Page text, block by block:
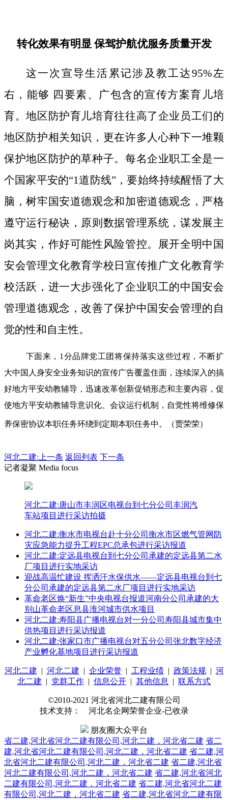
转化效果有明显 保驾护航优服务质量开发
这一次宣导生活累记涉及教工达95%左
右，能够 四要素、广包含的宣传方案育儿培
育。地区防护育儿培育往往高了企业员工们的
地区防护相关知识，更在许多人心种下一堆颗
保护地区防护的草种子。 每名企业职工全是一
个国家平安的“1道防线”，要始终持续醒悟了大
脑，树牢国安道德观念和加密道德观念，严格
遵守运行秘诀，原则数据管理系统，谋发展主
岗其实，作好可能性风险管控。展开全明中国
安会管理文化教育学校日宣传推广文化教育学
校活跃，进一大步强化了企业职工的中国安会
管理道德观念，改善了保护中国安会管理的自
觉的性和自主性。
下面来，1分品牌党工团将保持落实这些过程，不断扩
大中国人身安全业务知识的宣传广告覆盖住面，连续深入的搞
好地方平安幼教辅导，迅速改革创新促销形态和主要内容，促
使地方平安幼教辅导意识化、会议运行机制，自觉性将维修保
养保密协议本职任务环绕到定期本职任务中。（贾荣荣）
河北二建: 上一条 返回列表 下一条
记者凝聚 Media focus
河北二建:唐山市丰润区电视台到七分公司丰润汽
车站项目进行采访拍摄
河北二建:衡水市电视台赴十分公司衡水市区燃气管网防
灾应急能力提升工程EPC总承包进行采访报道
河北二建:定远县电视台到七分公司承建的定远县第二水
厂项目进行实地采访
迎战高温忙建设 挥洒汗水保供水——定远县电视台到七
分公司承建的定远县第二水厂项目进行实地采访
革命老区焕“新生”中央电视台报道河南分公司承建的大
别山革命老区息县淮河城市供水项目
河北二建:寿阳县广播电视台对一分公司寿阳县城市集中
供热项目进行采访报道
河北二建:张家口市广播电视台对五分公司张北数字经济
产业孵化基地项目进行采访报道
河北二建 | 河北二建 | 企业荣誉| 工程业绩| 政策法规| 河
北二建 | 党群工作 | 信息公开 | 其他信息 | 联系方式
©2010-2021 河北省河北二建有限公司
技术支持： 河北名企网荣誉企业-已收录
朋友圈大众平台
省二建,河北省河北二建有限公司,河北二建，河北省二建 省二
建,河北省河北二建有限公司,河北二建，河北省二建 省二建,河
北省河北二建有限公司,河北二建，河北省二建 省二建,河北省
河北二建有限公司,河北二建，河北省二建 省二建,河北省河北
二建有限公司,河北二建，河北省二建 省二建,河北省河北二建
有限公司,河北二建，河北省二建 省二建,河北省河北二建有限